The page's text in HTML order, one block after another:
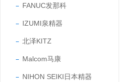
FANUC发那科
IZUMI泉精器
北泽KITZ
Malcom马康
NIHON SEIKI日本精器